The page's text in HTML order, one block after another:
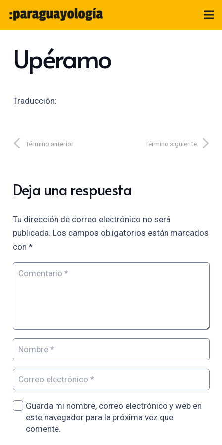
Upéramo
Traducción:
Término anterior Término siguiente
Deja una respuesta
Tu dirección de correo electrónico no será
publicada. Los campos obligatorios están marcados
con *
Guarda mi nombre, correo electrónico y web en
este navegador para la próxima vez que
comente.